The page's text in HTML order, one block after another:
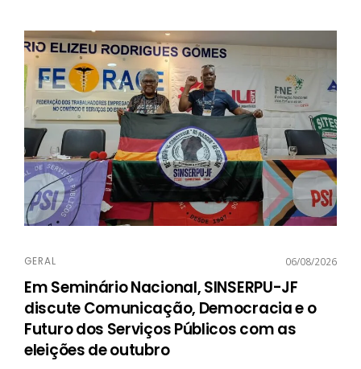
GERAL 06/08/2026
Em Seminário Nacional, SINSERPU-JF
discute Comunicação, Democracia e o
Futuro dos Serviços Públicos com as
eleições de outubro